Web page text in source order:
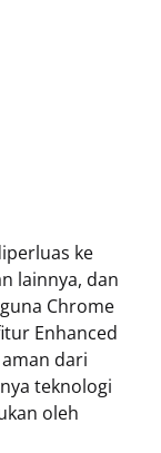
ke
lainnya, dan
Chrome
Enhanced
dari
teknologi
oleh